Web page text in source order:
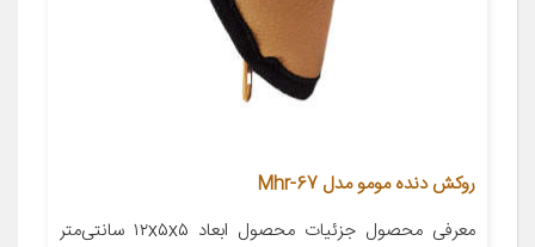
روکش دنده مومو مدل Mhr-67
معرفی محصول جزئیات محصول ابعاد ۱۲x۵x۵ سانتی‌متر